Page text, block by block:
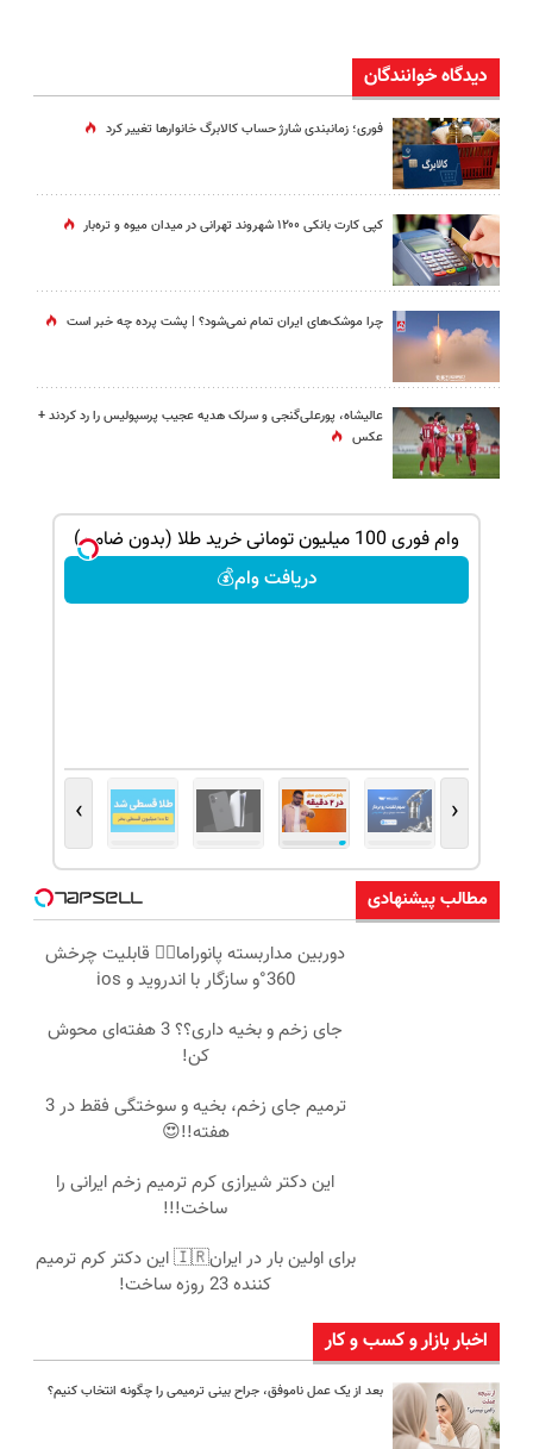
دیدگاه خوانندگان
فوری؛ زمانبندی‌ شارژ حساب کالابرگ خانوارها تغییر کرد
کپی کارت بانکی ۱۲۰۰ شهروند تهرانی در میدان میوه و تره‌بار
چرا موشک‌های ایران تمام نمی‌شود؟ | پشت پرده چه خبر است
عالیشاه، پورعلی‌گنجی و سرلک هدیه عجیب پرسپولیس را رد کردند +
عکس
وام فوری 100 میلیون تومانی خرید طلا (بدون ضامن)
دریافت وام💰
‹
›
مطالب پیشنهادی
دوربین مداربسته پانوراما👈🏻 قابلیت چرخش
360°و سازگار با اندروید و ios
جای زخم و بخیه داری؟؟ 3 هفته‌ای محوش
کن!
ترمیم جای زخم، بخیه و سوختگی فقط در 3
هفته!!😍
این دکتر شیرازی کرم ترمیم زخم ایرانی را
ساخت!!!
برای اولین بار در ایران🇮🇷 این دکتر کرم ترمیم
کننده 23 روزه ساخت!
اخبار بازار و کسب و کار
بعد از یک عمل ناموفق، جراح بینی ترمیمی را چگونه انتخاب کنیم؟